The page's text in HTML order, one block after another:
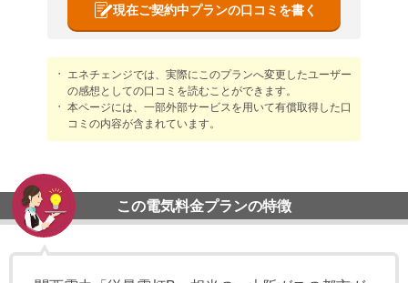
現在ご契約中プランの口コミを書く
エネチェンジでは、実際にこのプランへ変更したユーザー
の感想としての口コミを読むことができます。
本ページには、一部外部サービスを用いて有償取得した口
コミの内容が含まれています。
この電気料金プランの特徴